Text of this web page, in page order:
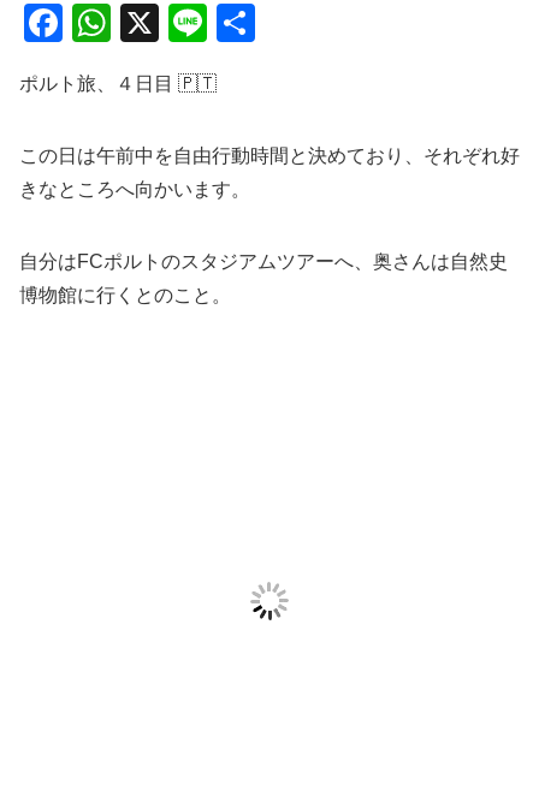
F
c
e
b
o
k
W
at
s
A
p
X
Li
n
e
ポルト旅、４日目 🇵🇹
この日は午前中を自由行動時間と決めており、それぞれ好
きなところへ向かいます。
自分はFCポルトのスタジアムツアーへ、奥さんは自然史
博物館に行くとのこと。